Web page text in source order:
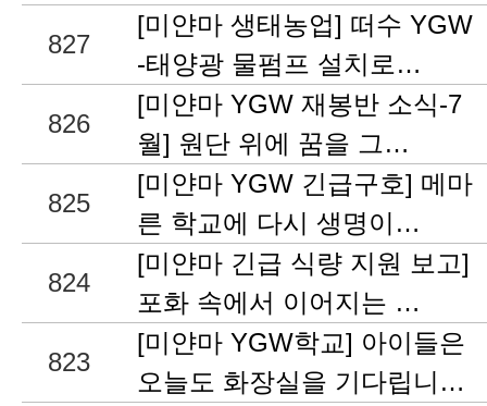
827
[미얀마 생태농업] 떠수 YGW
-태양광 물펌프 설치로…
826
[미얀마 YGW 재봉반 소식-7
월] 원단 위에 꿈을 그…
825
[미얀마 YGW 긴급구호] 메마
른 학교에 다시 생명이…
824
[미얀마 긴급 식량 지원 보고]
포화 속에서 이어지는 …
823
[미얀마 YGW학교] 아이들은
오늘도 화장실을 기다립니…